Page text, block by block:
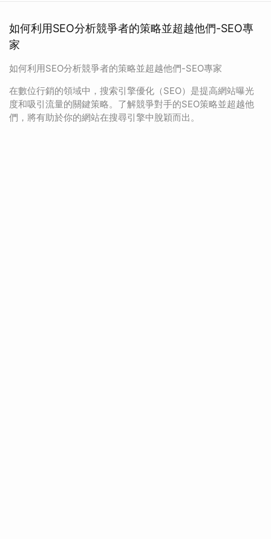
如何利用SEO分析競爭者的策略並超越他們-SEO專
家
如何利用SEO分析競爭者的策略並超越他們-SEO專家
在數位行銷的領域中，搜索引擎優化（SEO）是提高網站曝光
度和吸引流量的關鍵策略。了解競爭對手的SEO策略並超越他
們，將有助於你的網站在搜尋引擎中脫穎而出。